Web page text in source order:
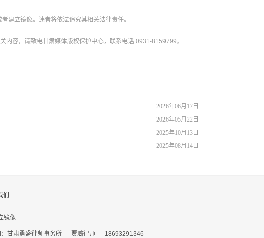
建立镜像。违者将依法追究其相关法律责任。
容，请致电甘肃媒体版权保护中心，联系电话:0931-8159799。
2026年06月17日
2026年05月22日
2025年10月13日
2025年08月14日
们
镜像
：甘肃勇盛律师事务所 贾璐律师 18693291346